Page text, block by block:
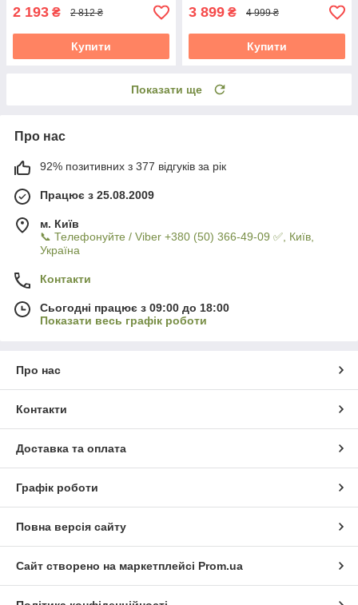
2 193 ₴ 2 812 ₴
Купити
3 899 ₴ 4 999 ₴
Купити
Показати ще
Про нас
92% позитивних з 377 відгуків за рік
Працює з 25.08.2009
м. Київ
📞 Телефонуйте / Viber +380 (50) 366-49-09 ✅, Київ,
Україна
Контакти
Сьогодні працює з 09:00 до 18:00
Показати весь графік роботи
Про нас
Контакти
Доставка та оплата
Графік роботи
Повна версія сайту
Сайт створено на маркетплейсі Prom.ua